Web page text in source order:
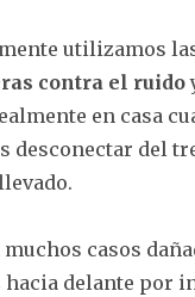
utilizamos
contra el ruido
en casa
desconectar del
casos
hacia delante por